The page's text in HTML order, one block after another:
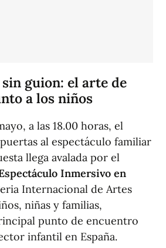
guion: el arte de
a los niños
a las 18.00 horas, el
al espectáculo familiar
llega avalada por el
Inmersivo en
Internacional de Artes
niñas y familias,
punto de encuentro
infantil en España.